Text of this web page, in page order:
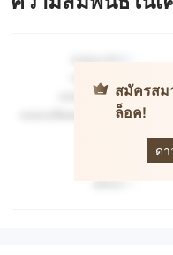
สมัครสม
ล็อค!
ด